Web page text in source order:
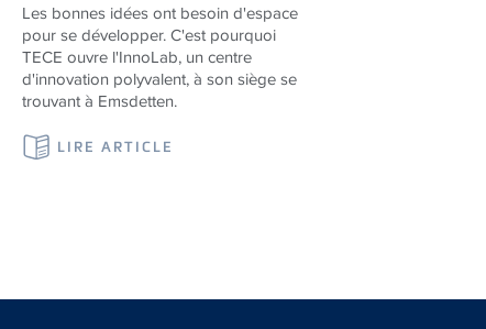
Les bonnes idées ont besoin d'espace
pour se développer. C'est pourquoi
TECE ouvre l'InnoLab, un centre
d'innovation polyvalent, à son siège se
trouvant à Emsdetten.
LIRE ARTICLE